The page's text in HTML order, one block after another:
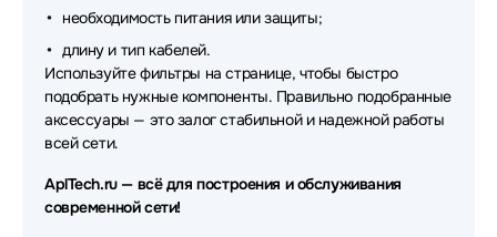
Аксессуары для сетевого оборудования Patchwork
Аксессуары для сетевого оборудования Areca
Аксессуары для сетевого оборудования NADDOD
Аксессуары для сетевого оборудования Buro
Аксессуары для сетевого оборудования Intel
необходимость питания или защиты;
длину и тип кабелей.
Используйте фильтры на странице, чтобы быстро
подобрать нужные компоненты. Правильно подобранные
аксессуары — это залог стабильной и надежной работы
всей сети.
AplTech.ru — всё для построения и обслуживания
современной сети!